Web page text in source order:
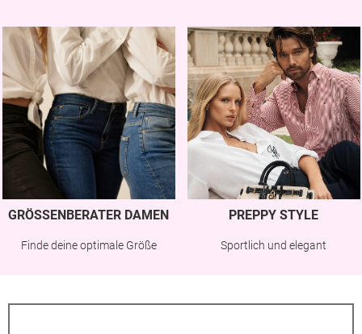
GRÖSSENBERATER DAMEN
Finde deine optimale Größe
PREPPY STYLE
Sportlich und elegant